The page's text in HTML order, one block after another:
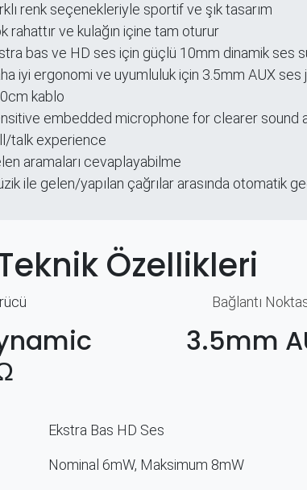
renk seçenekleriyle sportif ve şık tasarım
rahattır ve kulağın içine tam oturur
bas ve HD ses için güçlü 10mm dinamik ses
iyi ergonomi ve uyumluluk için 3.5mm AUX ses
kablo
embedded microphone for clearer sound
talk experience
aramaları cevaplayabilme
ile gelen/yapılan çağrılar arasında otomatik
Özellikleri
Bağlantı
3.5mm
Ekstra Bas HD Ses
Nominal 6mW, Maksimum 8mW